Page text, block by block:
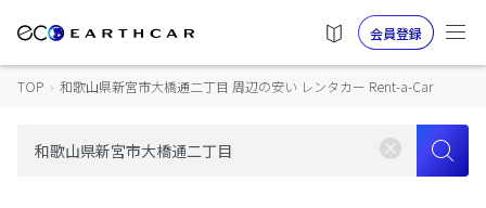
会員登録
TOP › 和歌山県新宮市大橋通二丁目 周辺の安い レンタカー Rent-a-Car